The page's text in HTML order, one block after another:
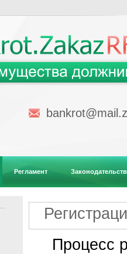
Регламент
Процесс